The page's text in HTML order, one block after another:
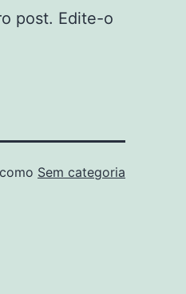
post. Edite-o
Sem categoria